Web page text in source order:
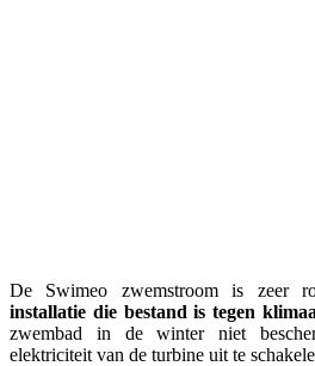
De Swimeo zwemstroom is zeer
installatie die bestand is tegen
zwembad in de winter niet
elektriciteit van de turbine uit te